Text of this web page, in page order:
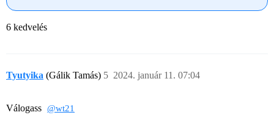
6 kedvelés
Tyutyika (Gálik Tamás) 2024. január 11. 07:04
5
Válogass @wt21